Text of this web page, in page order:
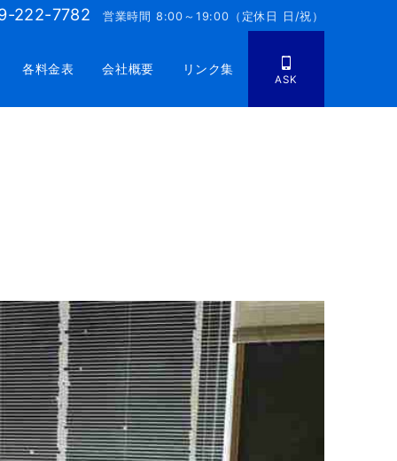
222-7782 営業時間 8:00～19:00（定休日 日/祝）
各料金表 会社概要 リンク集
ASK